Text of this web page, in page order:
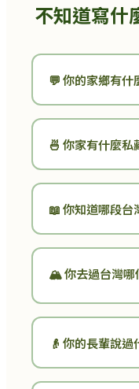
不知道寫什
💬 你的家鄉有什
🍜 你家有什麼私
📖 你知道哪段台
🏔️ 你去過台灣哪
👴 你的長輩說